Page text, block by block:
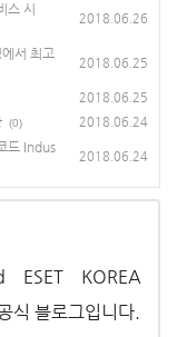
스 시
2018.06.26
서 최고
2018.06.25
2018.06.25
(0) 2018.06.24
드 Indus
2018.06.24
ESET KOREA
식 블로그입니다.